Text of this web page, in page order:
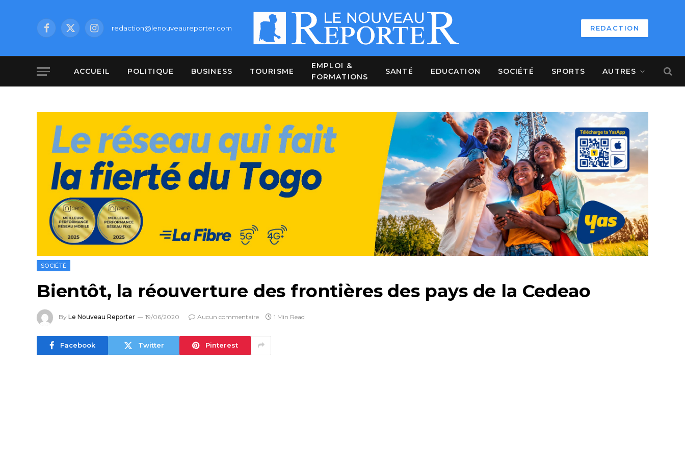
Facebook
X
Instagramredaction@lenouveaureporter.com REDACTION
ACCUEIL POLITIQUE BUSINESS TOURISME
EMPLOI &
FORMATIONS
SANTÉ EDUCATION SOCIÉTÉ SPORTS AUTRES
SOCIÉTÉ
Bientôt, la réouverture des frontières des pays de la Cedeao
By Le Nouveau Reporter 19/06/2020 Aucun commentaire 1 Min Read
Facebook Twitter Pinterest